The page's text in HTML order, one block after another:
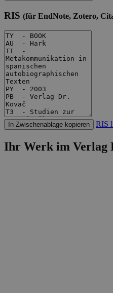
RIS (für EndNote, Zotero,
In Zwischenablage kopieren RIS
Ihr Werk im Verlag